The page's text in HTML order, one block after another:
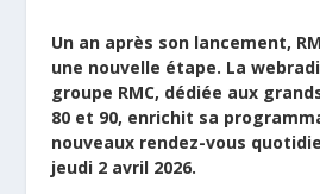
Un an après son lancement,
une nouvelle étape. La
groupe RMC, dédiée aux
80 et 90, enrichit sa
nouveaux rendez-vous
jeudi 2 avril 2026.